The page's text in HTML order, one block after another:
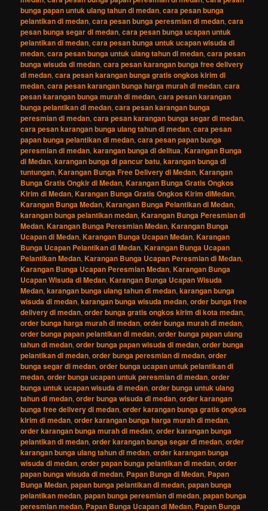
bunga papan untuk ulang tahun di medan,cara pesan bunga
pelantikan di medan,cara pesan bunga peresmian di medan,cara
pesan bunga segar di medan,cara pesan bunga ucapan untuk
pelantikan di medan,cara pesan bunga untuk ucapan wisuda di
medan,cara pesan bunga untuk ulang tahun di medan,cara pesan
bunga wisuda di medan,cara pesan karangan bunga free delivery
di medan,cara pesan karangan bunga gratis ongkos kirim di
medan,cara pesan karangan bunga harga murah di medan,cara
pesan karangan bunga murah di medan,cara pesan karangan
bunga pelantikan di medan,cara pesan karangan bunga
peresmian di medan,cara pesan karangan bunga segar di medan,
cara pesan karangan bunga ulang tahun di medan,cara pesan
papan bunga pelantikan di medan,cara pesan papan bunga
peresmian di medan,karangan bunga di delitua,Karangan Bunga
di Medan,karangan bunga di pancur batu,karangan bunga di
tuntungan,Karangan Bunga Free Delivery di Medan,Karangan
Bunga Gratis Ongkir di Medan,Karangan Bunga Gratis Ongkos
Kirim di Medan,Karangan Bunga Gratis Ongkos Kirim diMedan,
Karangan Bunga Medan,Karangan Bunga Pelantikan di Medan,
karangan bunga pelantikan medan,Karangan Bunga Peresmian di
Medan,Karangan Bunga Peresmian Medan,Karangan Bunga
Ucapan di Medan,Karangan Bunga Ucapan Medan,Karangan
Bunga Ucapan Pelantikan di Medan,Karangan Bunga Ucapan
Pelantikan Medan,Karangan Bunga Ucapan Peresmian di Medan,
Karangan Bunga Ucapan Peresmian Medan,Karangan Bunga
Ucapan Wisuda di Medan,Karangan Bunga Ucapan Wisuda
Medan,karangan bunga ulang tahun di medan,karangan bunga
wisuda di medan,karangan bunga wisuda medan,order bunga free
delivery di medan,order bunga gratis ongkos kirim di kota medan,
order bunga harga murah di medan,order bunga murah di medan,
order bunga papan pelantikan di medan,order bunga papan ulang
tahun di medan,order bunga papan wisuda di medan,order bunga
pelantikan di medan,order bunga peresmian di medan,order
bunga segar di medan,order bunga ucapan untuk pelantikan di
medan,order bunga ucapan untuk peresmian di medan,order
bunga untuk ucapan wisuda di medan,order bunga untuk ulang
tahun di medan,order bunga wisuda di medan,order karangan
bunga free delivery di medan,order karangan bunga gratis ongkos
kirim di medan,order karangan bunga harga murah di medan,
order karangan bunga murah di medan,order karangan bunga
pelantikan di medan,order karangan bunga segar di medan,order
karangan bunga ulang tahun di medan,order karangan bunga
wisuda di medan,order papan bunga pelantikan di medan,order
papan bunga wisuda di medan, Papan Bunga di Medan, Papan
Bunga Medan,papan bunga pelantikan di medan,papan bunga
pelantikan medan,papan bunga peresmian di medan,papan bunga
peresmian medan, Papan Bunga Ucapan di Medan, Papan Bunga